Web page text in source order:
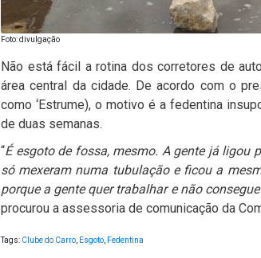
Foto: divulgação
Não está fácil a rotina dos corretores de
área central da cidade. De acordo com o
como ‘Estrume), o motivo é a fedentina
de duas semanas.
“É esgoto de fossa, mesmo. A gente já ligou
só mexeram numa tubulação e ficou a
porque a gente quer trabalhar e não
procurou a assessoria de comunicação da
Tags: Clube do Carro Esgoto Fedentina